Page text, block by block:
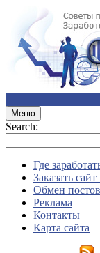
Меню
Search:
Где
Заказать
Обмен
Реклама
Контакты
Карта сайта